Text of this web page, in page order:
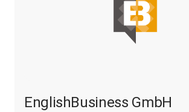
EnglishBusiness GmbH